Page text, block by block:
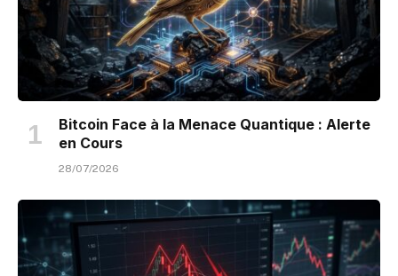
Bitcoin Face à la Menace Quantique : Alerte
en Cours
28/07/2026